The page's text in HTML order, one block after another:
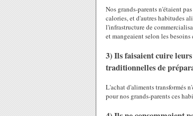
Nos grands-parents n'étaient
calories, et d'autres habitudes
l'infrastructure de
et mangeaient selon les
3) Ils faisaient cuire
traditionnelles de
L'achat d'aliments transformés
pour nos grands-parents ces